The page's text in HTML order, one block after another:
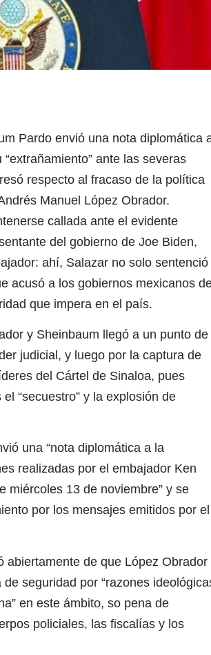
Pardo envió una nota diplomática
ante las severas
respecto al fracaso de la política
Manuel López Obrador.
callada ante el evidente
del gobierno de Joe Biden,
ahí, Salazar no solo sentenció
acusó a los gobiernos mexicanos
que impera en el país.
y Sheinbaum llegó a un punto de
judicial, y luego por la captura de
del Cártel de Sinaloa, pues
“secuestro” y la explosión de
una “nota diplomática a la
realizadas por el embajador Ken
miércoles 13 de noviembre” y se
por los mensajes emitidos por el
abiertamente de que López Obrador
seguridad por “razones
en este ámbito, so pena de
policiales, las fiscalías y los